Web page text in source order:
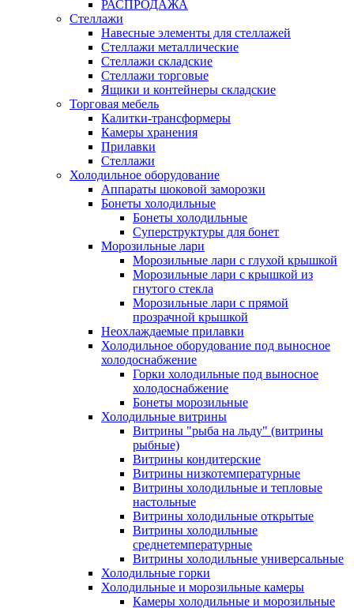
РАСПРОДАЖА
Стеллажи
Навесные элементы для стеллажей
Стеллажи металлические
Стеллажи складские
Стеллажи торговые
Ящики и контейнеры складские
Торговая мебель
Калитки-трансформеры
Камеры хранения
Прилавки
Стеллажи
Холодильное оборудование
Аппараты шоковой заморозки
Бонеты холодильные
Бонеты холодильные
Суперструктуры для бонет
Морозильные лари
Морозильные лари с глухой крышкой
Морозильные лари с крышкой из
гнутого стекла
Морозильные лари с прямой
прозрачной крышкой
Неохлаждаемые прилавки
Холодильное оборудование под выносное
холодоснабжение
Горки холодильные под выносное
холодоснабжение
Бонеты морозильные
Холодильные витрины
Витрины "рыба на льду" (витрины
рыбные)
Витрины кондитерские
Витрины низкотемпературные
Витрины холодильные и тепловые
настольные
Витрины холодильные открытые
Витрины холодильные
среднетемпературные
Витрины холодильные универсальные
Холодильные горки
Холодильные и морозильные камеры
Камеры холодильные и морозильные